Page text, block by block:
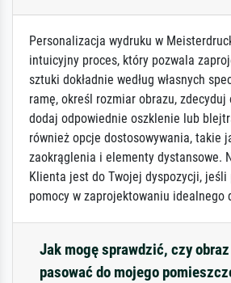
Personalizacja wydruku w
intuicyjny proces, który pozwala
sztuki dokładnie według własnych
ramę, określ rozmiar obrazu,
dodaj odpowiednie oszklenie lub
również opcje dostosowywania, takie
zaokrąglenia i elementy dystansowe.
Klienta jest do Twojej dyspozycji, jeśli
pomocy w zaprojektowaniu idealnego
Jak mogę sprawdzić, czy
pasować do mojego